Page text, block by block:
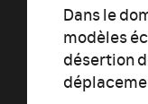
Dans le
modèles
désertion